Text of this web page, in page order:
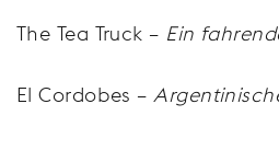
The Tea Truck – Ein
El Cordobes –